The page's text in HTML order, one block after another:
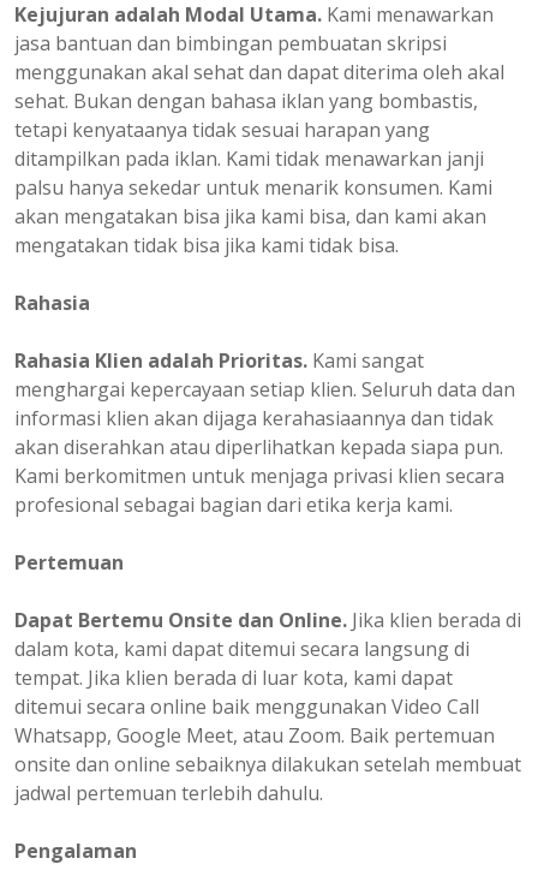
Kejujuran adalah Modal Utama. Kami menawarkan
jasa bantuan dan bimbingan pembuatan skripsi
menggunakan akal sehat dan dapat diterima oleh akal
sehat. Bukan dengan bahasa iklan yang bombastis,
tetapi kenyataanya tidak sesuai harapan yang
ditampilkan pada iklan. Kami tidak menawarkan janji
palsu hanya sekedar untuk menarik konsumen. Kami
akan mengatakan bisa jika kami bisa, dan kami akan
mengatakan tidak bisa jika kami tidak bisa.
Rahasia
Rahasia Klien adalah Prioritas. Kami sangat
menghargai kepercayaan setiap klien. Seluruh data dan
informasi klien akan dijaga kerahasiaannya dan tidak
akan diserahkan atau diperlihatkan kepada siapa pun.
Kami berkomitmen untuk menjaga privasi klien secara
profesional sebagai bagian dari etika kerja kami.
Pertemuan
Dapat Bertemu Onsite dan Online. Jika klien berada di
dalam kota, kami dapat ditemui secara langsung di
tempat. Jika klien berada di luar kota, kami dapat
ditemui secara online baik menggunakan Video Call
Whatsapp, Google Meet, atau Zoom. Baik pertemuan
onsite dan online sebaiknya dilakukan setelah membuat
jadwal pertemuan terlebih dahulu.
Pengalaman